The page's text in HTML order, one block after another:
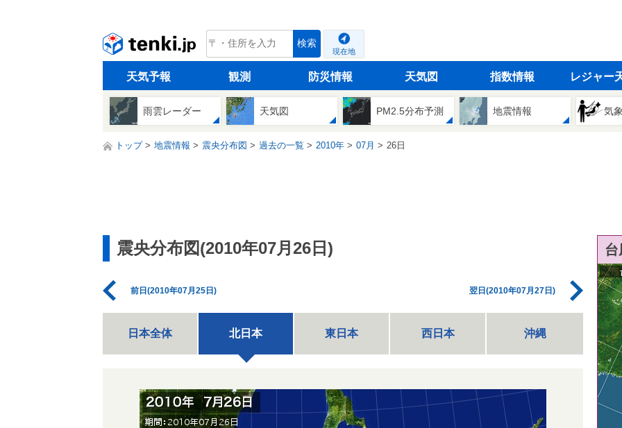
tenki.jp 検索
現在地
天気予報 観測 防災情報 天気図 指数情報 レジャー
雨雲レーダー 天気図 PM2.5分布予測 地震情報 気
トップ 地震情報 震央分布図 過去の一覧 2010年 07月 26日
震央分布図(2010年07月26日)
前日(2010年07月25日) 翌日(2010年07月27日)
日本全体 北日本 東日本 西日本 沖縄